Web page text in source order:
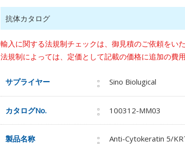
抗体カタログ
輸入に関する法規制チェックは、御見積のご依頼をい
法規制によっては、定価として記載の価格に追加の費
サプライヤー Sino Biolugical
カタログNo. 100312-MM03
製品名称 Anti-Cytokeratin 5/